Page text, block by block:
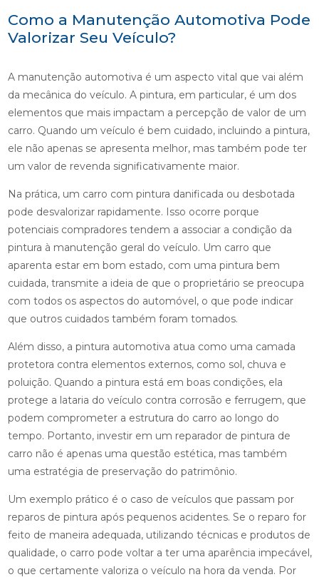
Como a Manutenção Automotiva Pode
Valorizar Seu Veículo?
A manutenção automotiva é um aspecto vital que vai além
da mecânica do veículo. A pintura, em particular, é um dos
elementos que mais impactam a percepção de valor de um
carro. Quando um veículo é bem cuidado, incluindo a pintura,
ele não apenas se apresenta melhor, mas também pode ter
um valor de revenda significativamente maior.
Na prática, um carro com pintura danificada ou desbotada
pode desvalorizar rapidamente. Isso ocorre porque
potenciais compradores tendem a associar a condição da
pintura à manutenção geral do veículo. Um carro que
aparenta estar em bom estado, com uma pintura bem
cuidada, transmite a ideia de que o proprietário se preocupa
com todos os aspectos do automóvel, o que pode indicar
que outros cuidados também foram tomados.
Além disso, a pintura automotiva atua como uma camada
protetora contra elementos externos, como sol, chuva e
poluição. Quando a pintura está em boas condições, ela
protege a lataria do veículo contra corrosão e ferrugem, que
podem comprometer a estrutura do carro ao longo do
tempo. Portanto, investir em um reparador de pintura de
carro não é apenas uma questão estética, mas também
uma estratégia de preservação do patrimônio.
Um exemplo prático é o caso de veículos que passam por
reparos de pintura após pequenos acidentes. Se o reparo for
feito de maneira adequada, utilizando técnicas e produtos de
qualidade, o carro pode voltar a ter uma aparência impecável,
o que certamente valoriza o veículo na hora da venda. Por